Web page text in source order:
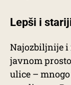
Lepši i
Najozbiljnije i
javnom
ulice –